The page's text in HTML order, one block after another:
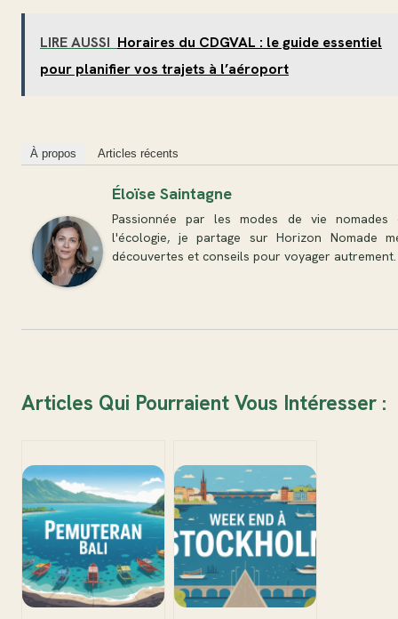
LIRE AUSSI Horaires du CDGVAL : le guide essentiel
pour planifier vos trajets à l’aéroport
À propos Articles récents
Éloïse Saintagne
Passionnée par les modes de vie nomades
l'écologie, je partage sur Horizon Nomade
découvertes et conseils pour voyager autrement.
Articles Qui Pourraient Vous Intéresser :